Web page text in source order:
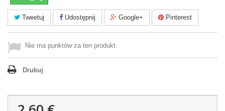
Tweetuj Udostępnij Google+ Pinterest
Nie ma punktów za ten produkt.
Drukuj